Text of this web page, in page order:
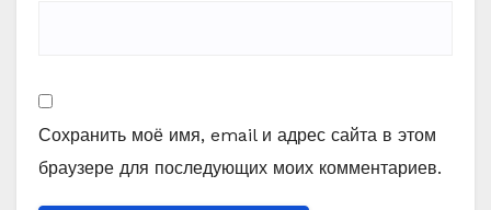
Сохранить моё имя, email и адрес сайта в этом
браузере для последующих моих комментариев.